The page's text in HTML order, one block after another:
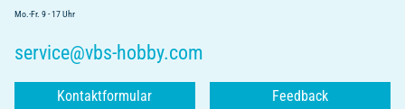
Mo.-Fr. 9 - 17 Uhr
service@vbs-hobby.com
Kontaktformular Feedback